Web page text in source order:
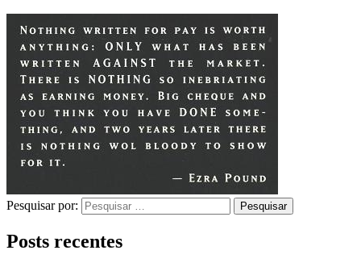
Pesquisar por:
Posts recentes